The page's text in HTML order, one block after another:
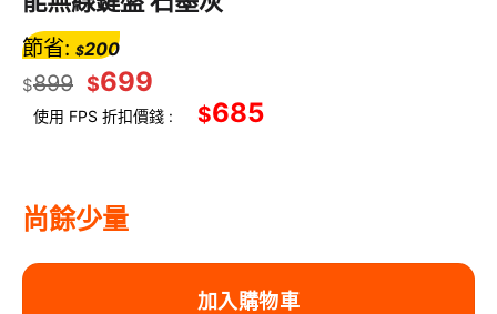
$899 $699
節省: $200
使用 FPS 折扣價錢 : $685
尚餘少量
加入購物車